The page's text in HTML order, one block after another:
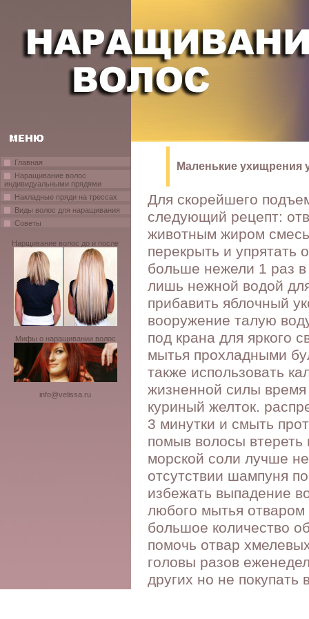
Главная
Наращивание волос
индивидуальными прядями
Накладные пряди на трессах
Виды волос для наращивания
Советы
Нарщивание волос до и после
Мифы о наращивании волос
info@velissa.ru
Маленькие ухищрения
Для скорейшего
следующий рецепт:
животным жиром смесь
перекрыть и упрятать
больше нежели 1 раз
лишь нежной водой
прибавить яблочный
вооружение талую
под крана для яркого
мытья прохладными
также использовать
жизненной силы
куриный желток.
3 минутки и смыть
помыв волосы
морской соли лучше
отсутствии шампуня
избежать выпадение
любого мытья отваром
большое количество
помочь отвар
головы разов
других но не покупать